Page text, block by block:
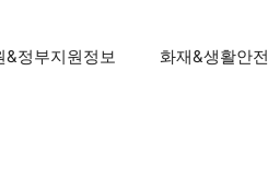
&정부지원정보 화재&생활안전